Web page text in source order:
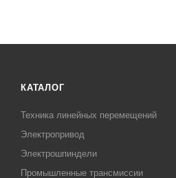
КАТАЛОГ
Техника линейных перемещений
Электропривод
Электрошпиндели
Промышленные трансмиссии